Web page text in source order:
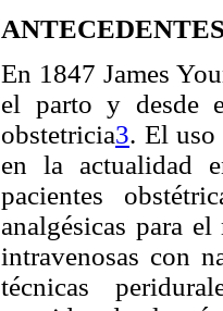
ANTECEDENTES
En 1847 James
el parto y desde
obstetricia3. El uso
en la actualidad
pacientes
analgésicas para
intravenosas con
técnicas